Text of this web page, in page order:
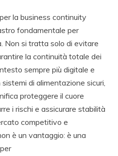
la business continuity
fondamentale per
Non si tratta solo di evitare
la continuità totale dei
sempre più digitale e
di alimentazione sicuri,
proteggere il cuore
i rischi e assicurare stabilità
competitivo e
è un vantaggio: è una